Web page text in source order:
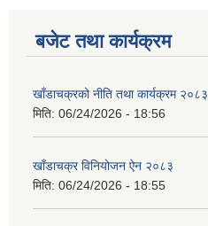
बजेट तथा कार्यक्रम
खाँडाचक्रको नीति तथा कार्यक्रम २०८३
मिति: 06/24/2026 - 18:56
खाँडाचक्र विनियोजन ऐन २०८३
मिति: 06/24/2026 - 18:55